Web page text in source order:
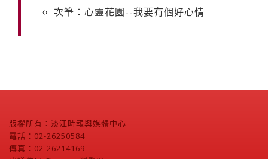
次筆：心靈花園--我要有個好心情
版權所有：淡江時報與媒體中心
電話：02-26250584
傳真：02-26214169